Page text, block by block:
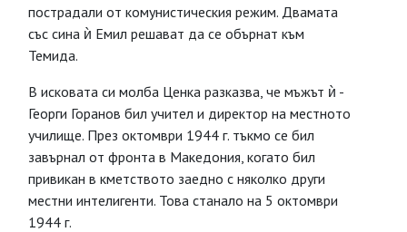
пострадали от комунистическия режим. Двамата
със сина ѝ Емил решават да се обърнат към
Темида.
В исковата си молба Ценка разказва, че мъжът ѝ -
Георги Горанов бил учител и директор на местното
училище. През октомври 1944 г. тъкмо се бил
завърнал от фронта в Македония, когато бил
привикан в кметството заедно с няколко други
местни интелигенти. Това станало на 5 октомври
1944 г.